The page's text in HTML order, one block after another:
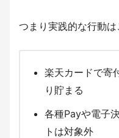
つまり実践的な行動は
楽天カードで寄
り貯まる
各種Payや電子
トは対象外